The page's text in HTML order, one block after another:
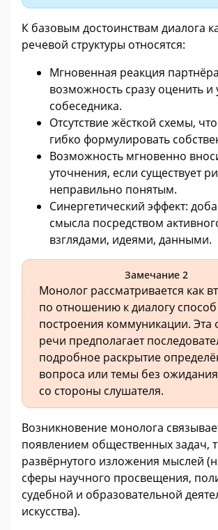
К базовым достоинствам диалога
речевой структуры относятся:
Мгновенная реакция
возможность сразу оценить и
собеседника.
Отсутствие жёсткой схемы,
гибко формулировать
Возможность мгновенно
уточнения, если существует
неправильно понятым.
Синергетический эффект:
смысла посредством
взглядами, идеями, данными.
Замечание 2
Монолог рассматривается как
по отношению к диалогу способ
построения коммуникации. Эта
речи предполагает
подробное раскрытие
вопроса или темы без ожидания
со стороны слушателя.
Возникновение монолога
появлением общественных задач,
развёрнутого изложения мыслей
сферы научного просвещения,
судебной и образовательной
искусства).